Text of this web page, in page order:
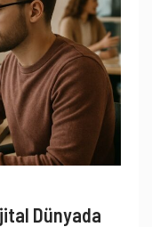
Dünyada